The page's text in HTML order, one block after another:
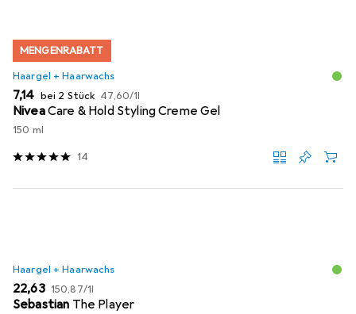
MENGENRABATT
Haargel + Haarwachs
EUR
7,14 bei 2 Stück EUR
47,60/1l
NiveaCare & Hold Styling Creme Gel
150 ml
14
Haargel + Haarwachs
EUR
22,63 EUR
150,87/1l
Sebastian The Player